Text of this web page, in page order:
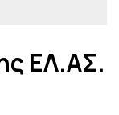
ΕΛ.ΑΣ.